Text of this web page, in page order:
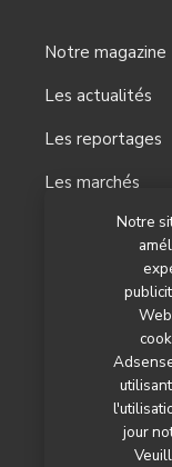
Notre
jour
Notre magazine
Les actualités
Les reportages
Les marchés
Nos autres titres
Qui sommes-
Contactez-nous
Mentions